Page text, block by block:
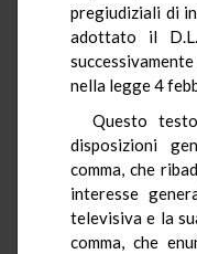
pregiudiziali di
adottato il
nella legge 4
Questo
disposizioni
comma, che
interesse
televisiva e la
comma, che